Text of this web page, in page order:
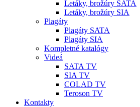
Letáky, brožúry SATA
Letáky, brožúry SIA
Plagáty
Plagáty SATA
Plagáty SIA
Kompletné katalógy
Videá
SATA TV
SIA TV
COLAD TV
Teroson TV
Kontakty